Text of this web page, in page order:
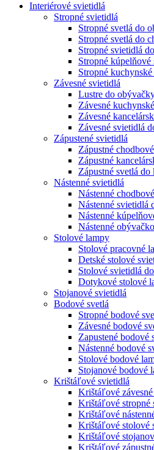
Interiérové svietidlá
Stropné svietidlá
Stropné svetlá do
Stropné svetlá do
Stropné svietidlá
Stropné kúpelňové
Stropné
Závesné svietidlá
Lustre do
Závesné
Závesné
Závesné svietidlá
Zápustené svietidlá
Zápustné
Zápustné
Zápustné svetlá do
Nástenné svietidlá
Nástenné
Nástenné svietidlá
Nástenné
Nástenné
Stolové lampy
Stolové pracovné
Detské stolové
Stolové svietidlá
Dotykové stolové
Stojanové svietidlá
Bodové svetlá
Stropné bodové
Závesné bodové
Zapustené bodové
Nástenné bodové
Stolové bodové
Stojanové bodové
Krištáľové svietidlá
Krištáľové
Krištáľové stropné
Krištáľové
Krištáľové stolové
Krištáľové
Krištáľové